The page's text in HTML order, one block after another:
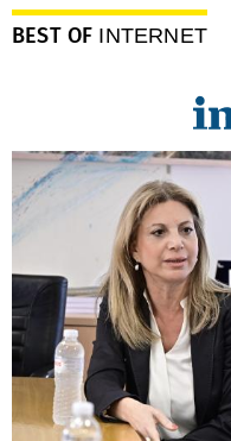
BEST OF INTERNET